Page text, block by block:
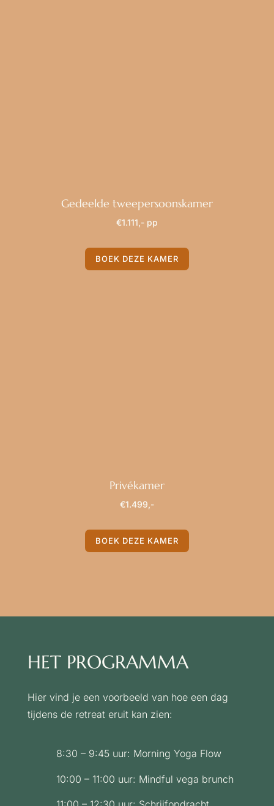
Gedeelde tweepersoonskamer
€1.111,- pp
BOEK DEZE KAMER
Privékamer
€1.499,-
BOEK DEZE KAMER
HET PROGRAMMA
Hier vind je een voorbeeld van hoe een dag
tijdens de retreat eruit kan zien:
8:30 – 9:45 uur: Morning Yoga Flow
10:00 – 11:00 uur: Mindful vega brunch